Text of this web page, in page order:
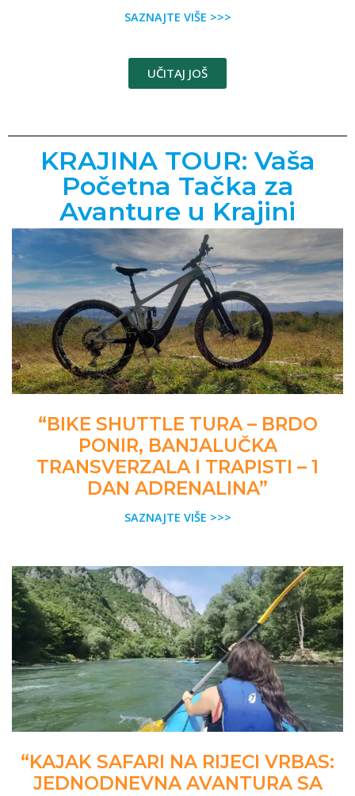
SAZNAJTE VIŠE >>>
UČITAJ JOŠ
KRAJINA TOUR: Vaša
Početna Tačka za
Avanture u Krajini
“BIKE SHUTTLE TURA – BRDO
PONIR, BANJALUČKA
TRANSVERZALA I TRAPISTI – 1
DAN ADRENALINA”
SAZNAJTE VIŠE >>>
“KAJAK SAFARI NA RIJECI VRBAS:
JEDNODNEVNA AVANTURA SA